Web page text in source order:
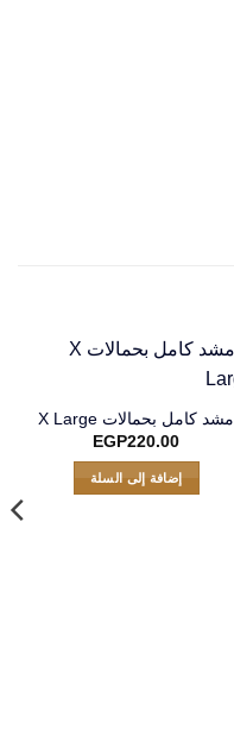
مشد كامل بحمالات X Large
EGP220.00
إضافة إلى السلة